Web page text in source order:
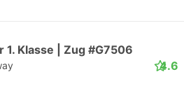
1. Klasse | Zug #G7506
4.6